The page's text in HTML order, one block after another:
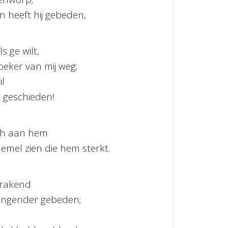
heeft hij gebeden,
ge wilt,
van mij weg;
aan hem
zien die hem sterkt.
gebeden;